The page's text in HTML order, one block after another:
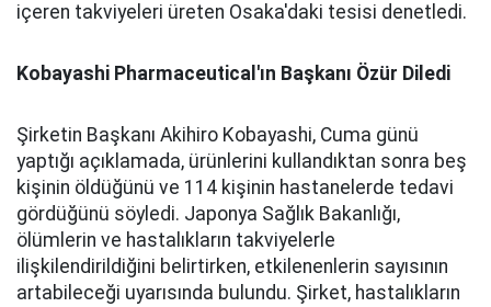
içeren takviyeleri üreten Osaka'daki tesisi denetledi.
Kobayashi Pharmaceutical'ın Başkanı Özür Diledi
Şirketin Başkanı Akihiro Kobayashi, Cuma günü
yaptığı açıklamada, ürünlerini kullandıktan sonra beş
kişinin öldüğünü ve 114 kişinin hastanelerde tedavi
gördüğünü söyledi. Japonya Sağlık Bakanlığı,
ölümlerin ve hastalıkların takviyelerle
ilişkilendirildiğini belirtirken, etkilenenlerin sayısının
artabileceği uyarısında bulundu. Şirket, hastalıkların